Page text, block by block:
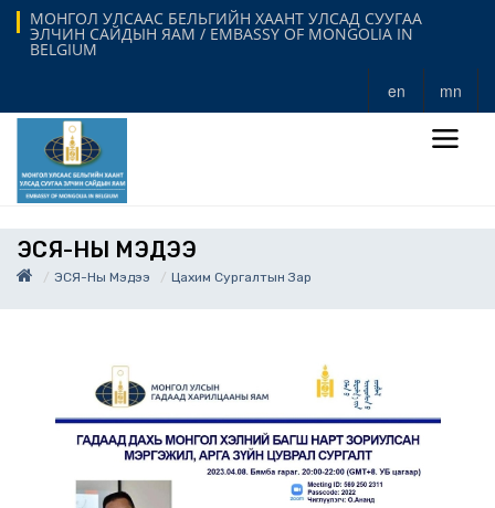
МОНГОЛ УЛСААС БЕЛЬГИЙН ХААНТ УЛСАД СУУГАА
ЭЛЧИН САЙДЫН ЯАМ / EMBASSY OF MONGOLIA IN
BELGIUM
en mn
ЭСЯ-НЫ МЭДЭЭ
ЭСЯ-Ны Мэдээ Цахим Сургалтын Зар